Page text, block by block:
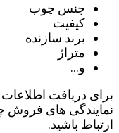
جنس چوب
کیفیت
برند سازنده
متراژ
و…
برای دریافت
نمایندگی های فروش
ارتباط باشید.